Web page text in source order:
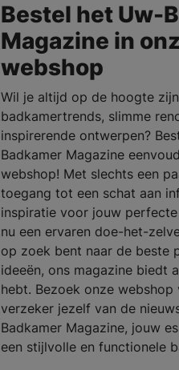
Bestel het Uw-
Magazine in
webshop
Wil je altijd op de hoogte
badkamertrends, slimme
inspirerende ontwerpen?
Badkamer Magazine
webshop! Met slechts een
toegang tot een schat aan
inspiratie voor jouw
nu een ervaren doe-het-
op zoek bent naar de beste
ideeën, ons magazine biedt
hebt. Bezoek onze webshop
verzeker jezelf van de
Badkamer Magazine, jouw
een stijlvolle en functionele